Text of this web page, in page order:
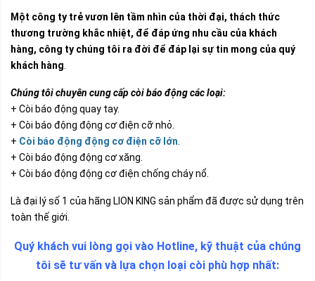
Một công ty trẻ vươn lên tầm nhìn của thời đại, thách thức
thương trường khắc nhiệt, để đáp ứng nhu cầu của khách
hàng, công ty chúng tôi ra đời để đáp lại sự tin mong của quý
khách hàng
Chúng tôi chuyên cung cấp còi báo động các loại:
+ Còi báo động quay tay.
+ Còi báo động động cơ điện cỡ nhỏ.
+ Còi báo động động cơ điện cỡ lớn
+ Còi báo động động cơ xăng.
+ Còi báo động động cơ điện chống cháy nổ.
Là đại lý số 1 của hãng LION KING sản phẩm đã được sử dụng trên
toàn thế giới.
Quý khách vui lòng gọi vào Hotline, kỹ thuật của chúng
tôi sẽ tư vấn và lựa chọn loại còi phù hợp nhất: